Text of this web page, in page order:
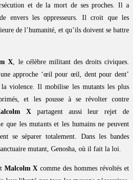
et de la mort de ses proches. Il a
envers les oppresseurs. Il croit que les
de l’humanité, et qu’ils doivent se battre
X , le célèbre militant des droits civiques.
approche ‘œil pour œil, dent pour dent’
violence. Il mobilise les mutants les plus
et les pousse à se révolter contre
X partagent aussi leur rejet de
que les mutants et les humains ne peuvent
se séparer totalement. Dans les bandes
mutant, Genosha, où il fait la loi.
Malcolm X comme des hommes révoltés et